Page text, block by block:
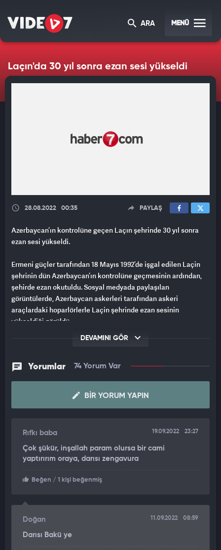
ARA MENÜ
Laçın'da 30 yıl sonra ezan sesi yükseldi
28.08.2022 00:35 PAYLAŞ
Azerbaycan’ın kontrolüne geçen Laçın şehrinde 30 yıl sonra
ezan sesi yükseldi.
Ermeni güçler tarafından 18 Mayıs 1992’de işgal edilen Laçin
şehrinin dün Azerbaycan’ın kontrolüne geçmesinin ardından,
şehirde ezan okutuldu. Sosyal medyada paylaşılan
görüntülerde, Azerbaycan askerleri tarafından askeri
araçlardaki hoparlörlerle Laçin şehrinde ezan sesinin
yükseldiği görüldü.
Aliyev açıklamasında, "Bugün, 26 Ağustos'ta biz
Laçın şehrine yerleşti. Zabuh ve Sus köyleri kontrol altına
alındı. Tüm Laçınlıları ve Azerbaycan halkını bu vesileyle tebrik
DEVAMINI GÖR
Yorumlar 74 Yorum Var
BIR YORUM YAPIN
Rıfkı baba 19.09.2022 23:27
Çok şükür, inşallah param olursa bir cami
yaptırırım oraya, darısı zengavura
Beğen / 1 kişi beğenmiş
Doğan 11.09.2022 08:59
Darısı Bakü ye